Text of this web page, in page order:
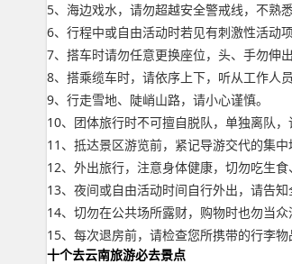
5、海边戏水，请勿超越安全警戒线，不熟
6、行程中或自由活动时若见有刺激性活动
7、搭车时请勿任意更换座位，头、手勿伸
8、搭乘缆车时，请依序上下，听从工作人员
9、行走雪地、陡峭山路，请小心谨慎。
10、团体旅行时不可擅自脱队，单独离队
11、抵达景区游览前，紧记导游交代的集
12、外出旅行，注意身体健康，切勿吃生
13、夜间或自由活动时间自行外出，请告知
14、切勿在公共场所露财，购物时也勿当众
15、每次退房前，请检查您所携带的行李物
十个去云南旅游必去景点